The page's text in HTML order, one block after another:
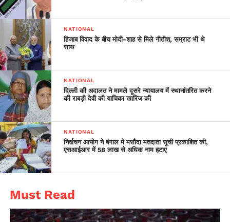
NATIONAL
हिजाब विवाद के बीच मोदी-शाह से मिले नीतीश, सम्राट भी थे
साथ
NATIONAL
दिल्ली की अदालत ने मामले दूसरे न्यायालय में स्थानांतरित करने
की राबड़ी देवी की याचिका खारिज की
NATIONAL
निर्वाचन आयोग ने बंगाल में मसौदा मतदाता सूची प्रकाशित की,
एसआईआर में 58 लाख से अधिक नाम हटाए
Must Read